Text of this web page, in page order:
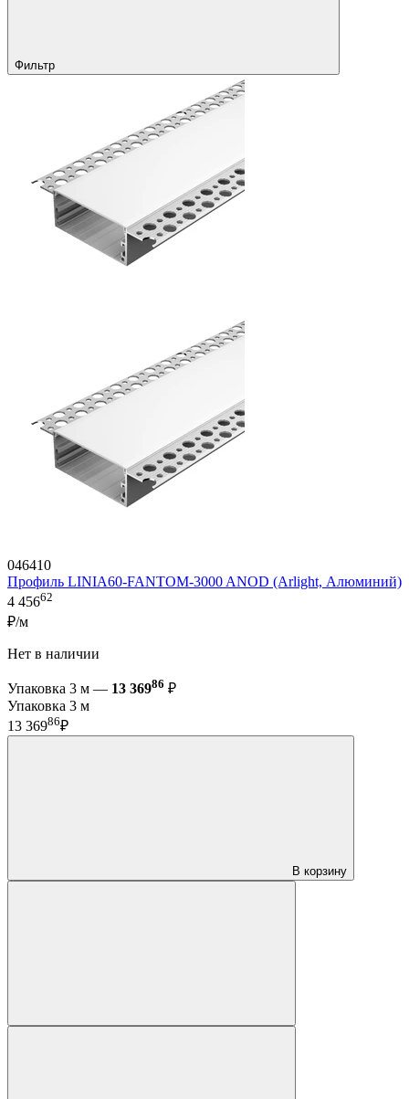
Фильтр
046410
Профиль LINIA60-FANTOM-3000 ANOD (Arlight, Алюминий)
4 45662
₽/м
Нет в наличии
Упаковка 3 м — 13 36986 ₽
Упаковка 3 м
13 36986₽
В корзину